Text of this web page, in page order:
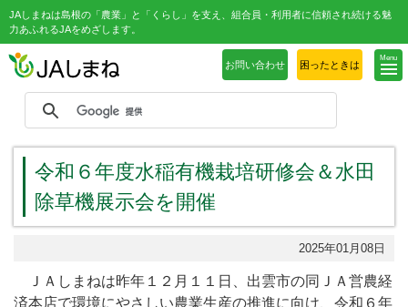
JAしまねは島根の「農業」と「くらし」を支え、組合員・利用者に信頼され続ける魅
力あふれるJAをめざします。
Menu
お問い合わせ 困ったときは
令和６年度水稲有機栽培研修会＆水田
除草機展示会を開催
2025年01月08日
ＪＡしまねは昨年１２月１１日、出雲市の同ＪＡ営農経
済本店で環境にやさしい農業生産の推進に向け、令和６年